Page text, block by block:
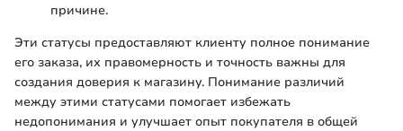
причине.
Эти статусы предоставляют клиенту полное понимание
его заказа, их правомерность и точность важны для
создания доверия к магазину. Понимание различий
между этими статусами помогает избежать
недопонимания и улучшает опыт покупателя в общей